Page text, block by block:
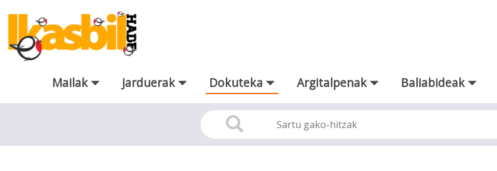
Eduki nagusira joan
Mailak Jarduerak Dokuteka Argitalpenak Baliabideak